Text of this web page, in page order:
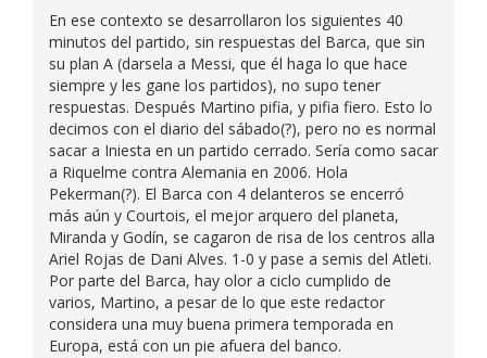
En ese contexto se desarrollaron los siguientes 40
minutos del partido, sin respuestas del Barca, que sin
su plan A (darsela a Messi, que él haga lo que hace
siempre y les gane los partidos), no supo tener
respuestas. Después Martino pifia, y pifia fiero. Esto lo
decimos con el diario del sábado(?), pero no es normal
sacar a Iniesta en un partido cerrado. Sería como sacar
a Riquelme contra Alemania en 2006. Hola
Pekerman(?). El Barca con 4 delanteros se encerró
más aún y Courtois, el mejor arquero del planeta,
Miranda y Godín, se cagaron de risa de los centros alla
Ariel Rojas de Dani Alves. 1-0 y pase a semis del Atleti.
Por parte del Barca, hay olor a ciclo cumplido de
varios, Martino, a pesar de lo que este redactor
considera una muy buena primera temporada en
Europa, está con un pie afuera del banco.